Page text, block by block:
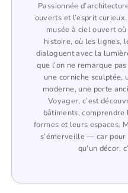
Passionnée
ouverts et l’esprit
musée à ciel ouvert
histoire, où les lignes,
dialoguent avec la
que l’on ne remarque
une corniche sculptée,
moderne, une porte
Voyager, c’est
bâtiments,
formes et leurs espaces.
s’émerveille — car pour
qu'un décor,